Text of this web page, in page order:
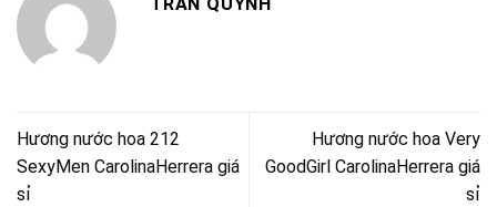
Hương nước hoa 212
SexyMen CarolinaHerrera giá
sỉ
Hương nước hoa Very
GoodGirl CarolinaHerrera giá
sỉ